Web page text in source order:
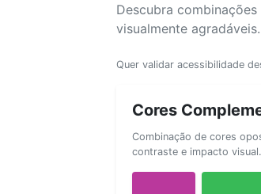
Descubra
visualmente agradáveis.
Quer validar acessibilidade
Cores
Combinação de cores
contraste e impacto visual.